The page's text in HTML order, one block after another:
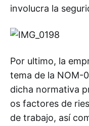
involucra la
Por ultimo, la
tema de la NOM-
dicha normativa
os factores de
de trabajo, así